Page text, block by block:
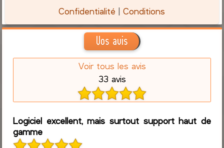
Confidentialité |Conditions
Vos avis
Voir tous les avis
33 avis
Logiciel excellent, mais surtout support haut de
gamme